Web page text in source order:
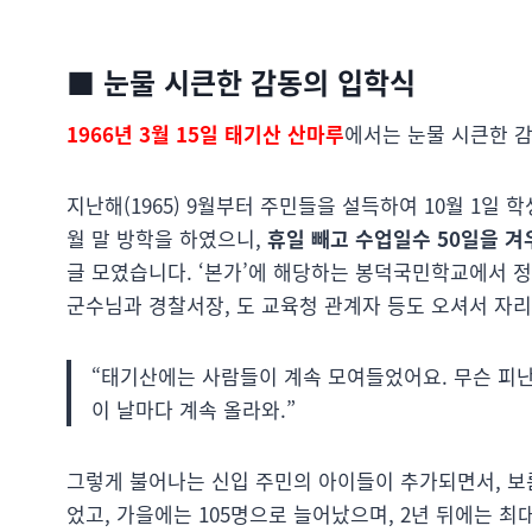
■ 눈물 시큰한 감동의 입학식
1966년 3월 15일 태기산 산마루에서는 눈물 시큰한
지난해(1965) 9월부터 주민들을 설득하여 10월 1일
월 말 방학을 하였으니, 휴일 빼고 수업일수 50일을 겨
글 모였습니다. ‘본가’에 해당하는 봉덕국민학교에서
군수님과 경찰서장, 도 교육청 관계자 등도 오셔서 자
“태기산에는 사람들이 계속 모여들었어요. 무슨
이 날마다 계속 올라와.”
그렇게 불어나는 신입 주민의 아이들이 추가되면서,
었고, 가을에는 105명으로 늘어났으며, 2년 뒤에는 최